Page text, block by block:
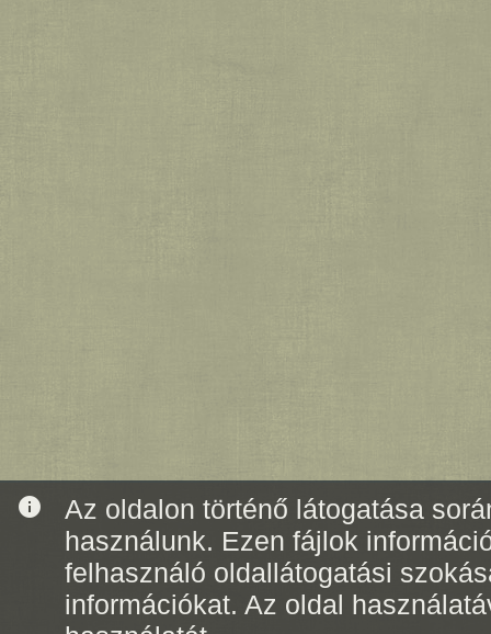
info
Az oldalon történő látogatása
használunk. Ezen fájlok
felhasználó oldallátogatási
információkat. Az oldal